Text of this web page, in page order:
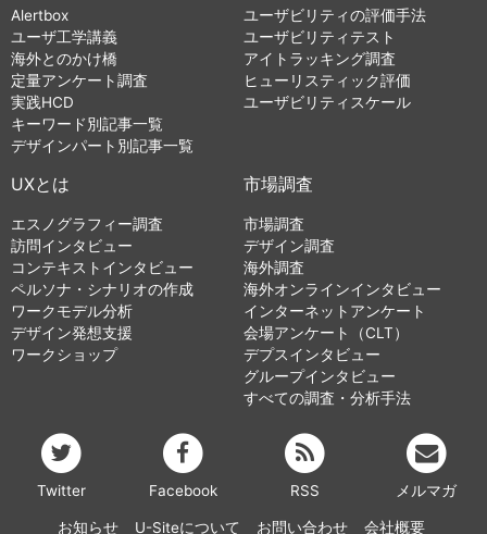
Alertbox
ユーザ工学講義
海外とのかけ橋
定量アンケート調査
実践HCD
キーワード別記事一覧
デザインパート別記事一覧
ユーザビリティの評価手法
ユーザビリティテスト
アイトラッキング調査
ヒューリスティック評価
ユーザビリティスケール
UXとは
エスノグラフィー調査
訪問インタビュー
コンテキストインタビュー
ペルソナ・シナリオの作成
ワークモデル分析
デザイン発想支援
ワークショップ
市場調査
市場調査
デザイン調査
海外調査
海外オンラインインタビュー
インターネットアンケート
会場アンケート（CLT）
デプスインタビュー
グループインタビュー
すべての調査・分析手法
Twitter Facebook RSS メルマガ
お知らせ U-Siteについて お問い合わせ 会社概要